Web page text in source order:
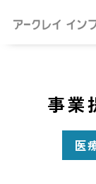
事業
医